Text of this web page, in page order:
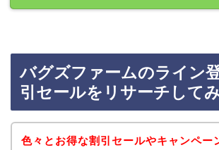
バグズファームのライン
引セールをリサーチして
色々とお得な割引セールやキャンペー